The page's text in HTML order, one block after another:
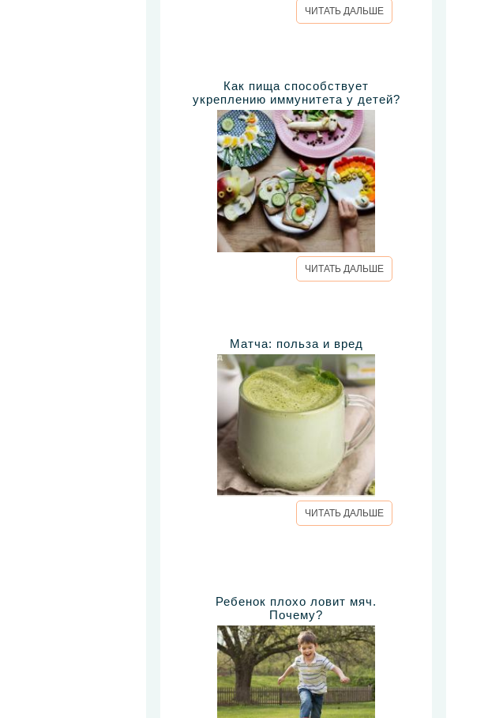
ЧИТАТЬ ДАЛЬШЕ
Как пища способствует
укреплению иммунитета у детей?
ЧИТАТЬ ДАЛЬШЕ
Матча: польза и вред
ЧИТАТЬ ДАЛЬШЕ
Ребенок плохо ловит мяч.
Почему?